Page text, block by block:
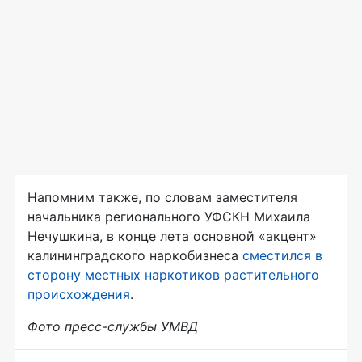
Напомним также, по словам заместителя
начальника регионального УФСКН Михаила
Нечушкина, в конце лета основной «акцент»
калининградского наркобизнеса сместился в
сторону местных наркотиков растительного
происхождения.
Фото пресс-службы УМВД